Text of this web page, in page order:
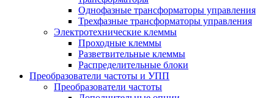
Однофазные трансформаторы управления
Трехфазные трансформаторы управления
Электротехнические клеммы
Проходные клеммы
Разветвительные клеммы
Распределительные блоки
Преобразователи частоты и УПП
Преобразователи частоты